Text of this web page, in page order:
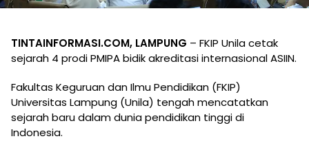
TINTAINFORMASI.COM, LAMPUNG – FKIP Unila cetak
sejarah 4 prodi PMIPA bidik akreditasi internasional ASIIN.
Fakultas Keguruan dan Ilmu Pendidikan (FKIP)
Universitas Lampung (Unila) tengah mencatatkan
sejarah baru dalam dunia pendidikan tinggi di
Indonesia.